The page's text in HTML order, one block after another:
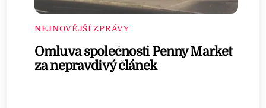
NEJNOVĚJŠÍ ZPRÁVY
Omluva společnosti Penny Market
za nepravdivý článek